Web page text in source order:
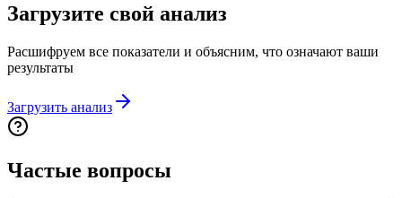
Загрузите свой анализ
Расшифруем все показатели и объясним, что означают ваши
результаты
Загрузить анализ
Частые вопросы